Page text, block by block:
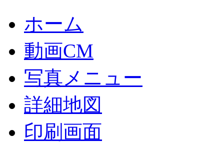
ホーム
動画CM
写真メニュー
詳細地図
印刷画面